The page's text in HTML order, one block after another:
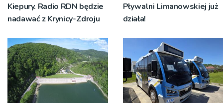
Kiepury. Radio RDN będzie
nadawać z Krynicy-Zdroju
Pływalni Limanowskiej już
działa!